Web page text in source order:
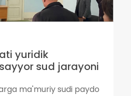
yuridik
sud jarayoni
ma'muriy sudi paydo